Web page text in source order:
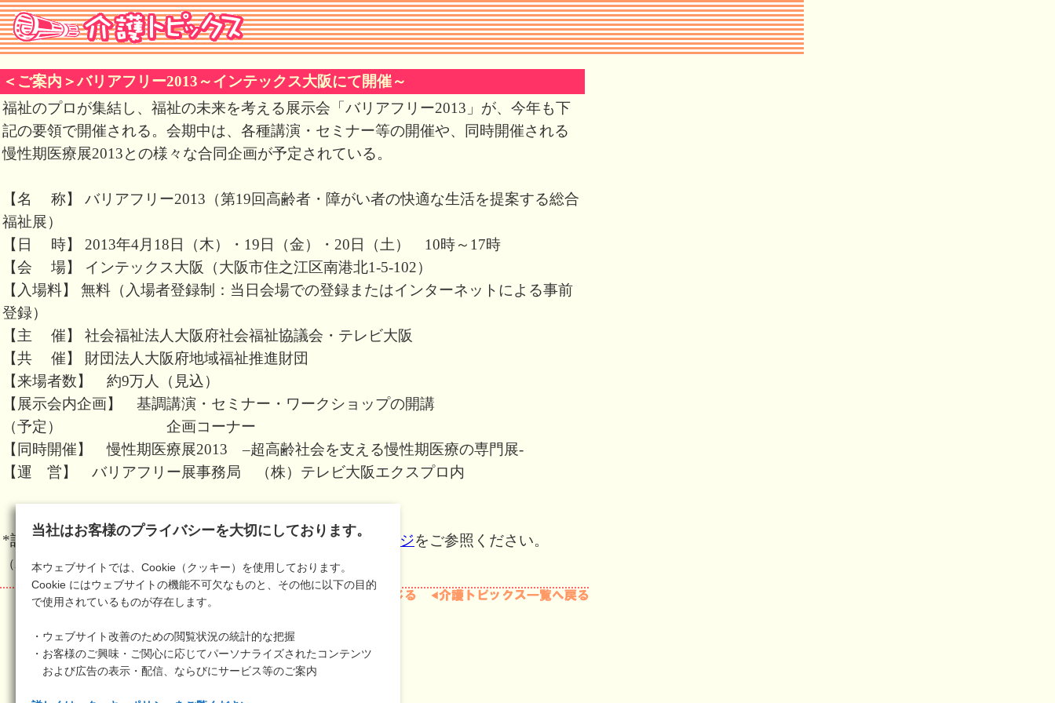
＜ご案内＞バリアフリー2013～インテックス大阪にて開催～
福祉のプロが集結し、福祉の未来を考える展示会「バリアフリー2013」が、今年も下
記の要領で開催される。会期中は、各種講演・セミナー等の開催や、同時開催される
慢性期医療展2013との様々な合同企画が予定されている。
【名 称】 バリアフリー2013（第19回高齢者・障がい者の快適な生活を提案する総合
福祉展）
【日 時】 2013年4月18日（木）・19日（金）・20日（土） 10時～17時
【会 場】 インテックス大阪（大阪市住之江区南港北1-5-102）
【入場料】 無料（入場者登録制：当日会場での登録またはインターネットによる事前
登録）
【主 催】 社会福祉法人大阪府社会福祉協議会・テレビ大阪
【共 催】 財団法人大阪府地域福祉推進財団
【来場者数】 約9万人（見込）
【展示会内企画】 基調講演・セミナー・ワークショップの開講
（予定） 企画コーナー
【同時開催】 慢性期医療展2013 –超高齢社会を支える慢性期医療の専門展-
【運 営】 バリアフリー展事務局 （株）テレビ大阪エクスプロ内
*詳細につきましては、 「バリアフリー2013」のホームページをご参照ください。
（2013.2.26）
当社はお客様のプライバシーを大切にしております。
本ウェブサイトでは、Cookie（クッキー）を使用しております。
Cookie にはウェブサイトの機能不可欠なものと、その他に以下の目的
で使用されているものが存在します。
・ウェブサイト改善のための閲覧状況の統計的な把握
・お客様のご興味・ご関心に応じてパーソナライズされたコンテンツ
および広告の表示・配信、ならびにサービス等のご案内